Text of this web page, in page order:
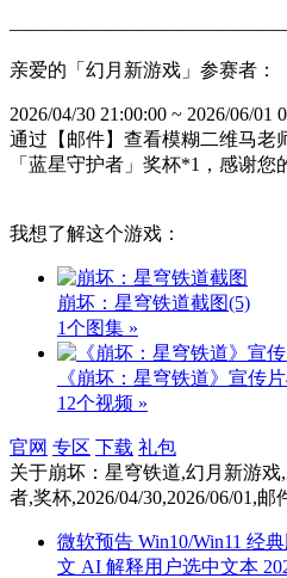
亲爱的「幻月新游戏」参赛者：
2026/04/30 21:00:00 ~ 2026/06/
通过【邮件】查看模糊二维马老
「蓝星守护者」奖杯*1，感谢您
我想了解这个游戏：
崩坏：星穹铁道截图(5)
1个图集 »
《崩坏：星穹铁道》宣传片
12个视频 »
官网 专区 下载 礼包
关于崩坏：星穹铁道,幻月新游
者,奖杯,2026/04/30,2026/06/01,邮
微软预告 Win10/Win11 经
文 AI 解释用户选中文本